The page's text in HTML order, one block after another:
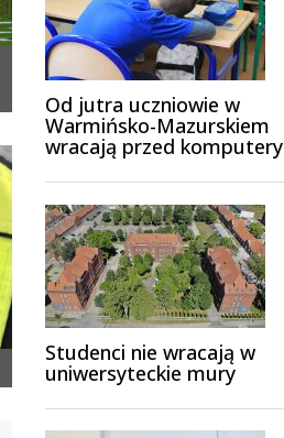
Od jutra uczniowie w
Warmińsko-Mazurskiem
wracają przed komputery
Studenci nie wracają w
uniwersyteckie mury